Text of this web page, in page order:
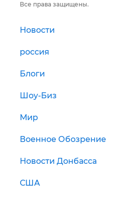
Все права защищены.
Новости
россия
Блоги
Шоу-Биз
Мир
Военное Обозрение
Новости Донбасса
США